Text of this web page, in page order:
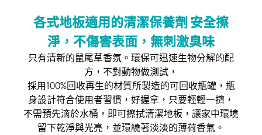
各式地板適用的清潔保養劑 安全擦
淨，不傷害表面，無刺激臭味
只有清新的鼠尾草香氛。環保可迅速生物分解的配
方，不對動物做測試，
採用100%回收再生的材質所製造的可回收瓶罐，瓶
身設計符合使用者習慣，好握拿，只要輕輕一擠，
不需預先滴於水桶，即可擦拭清潔地板，讓家中環境
留下乾淨與光亮，並環繞著淡淡的薄荷香氣。